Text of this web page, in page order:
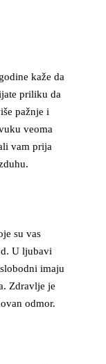
kaže da
priliku da
pažnje i
veoma
vam prija
su vas
U ljubavi
imaju
Zdravlje je
odmor.